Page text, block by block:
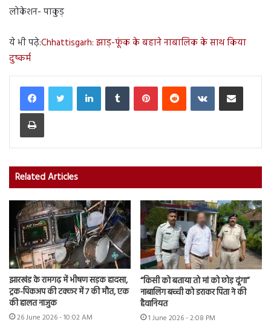
लोकेशन- पाकुड़
ये भी पढ़े:Chhattisgarh: झाड़-फूंक के बहाने नाबालिक के साथ किया
दुष्कर्म
LinkedInTumblr PinterestReddit VKontakteShare via Email
Print
Related Articles
झारखंड के रामगढ़ में भीषण सड़क हादसा,
ट्रक-पिकअप की टक्कर में 7 की मौत, एक
की हालत नाजुक
26 June 2026 - 10:02 AM
“किसी को बताया तो मां को छोड़ दूंगा”
नाबालिग बच्ची को डराकर पिता ने की
हैवानियत
1 June 2026 - 2:08 PM